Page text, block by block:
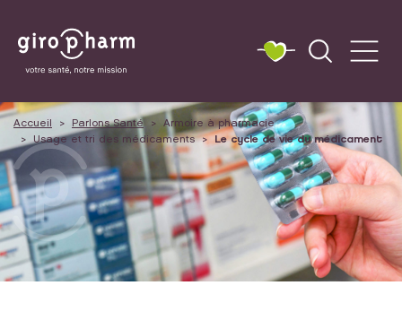
Accueil Parlons Santé
Armoire à pharmacie
Usage et tri des médicaments
Le cycle de vie du médicament